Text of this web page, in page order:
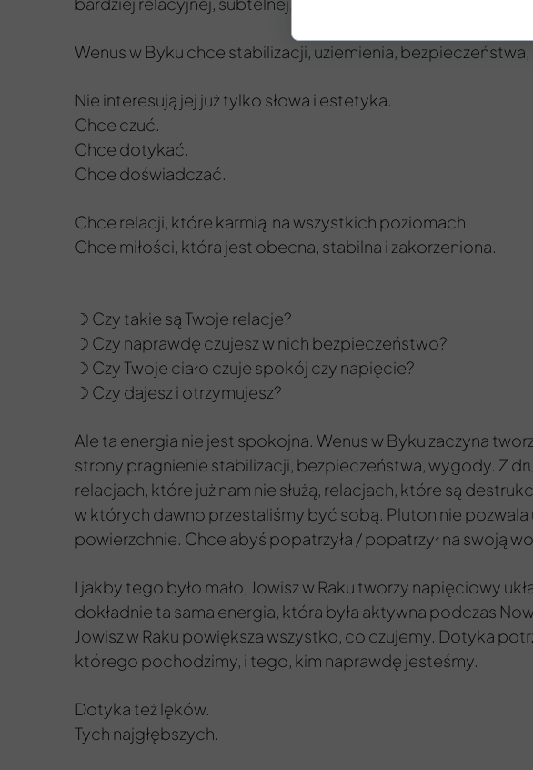
Wenus w Byku chce stabilizacji, uziemienia,
Nie interesują jej już tylko słowa i estetyka.
Chce czuć.
Chce dotykać.
Chce doświadczać.
Chce relacji, które karmią na wszystkich poziomach.
Chce miłości, która jest obecna, stabilna i zakorzeniona.
☽ Czy takie są Twoje relacje?
☽ Czy naprawdę czujesz w nich bezpieczeństwo?
☽ Czy Twoje ciało czuje spokój czy napięcie?
☽ Czy dajesz i otrzymujesz?
Ale ta energia nie jest spokojna. Wenus w Byku zaczyna
strony pragnienie stabilizacji, bezpieczeństwa, wygody. Z
relacjach, które już nam nie służą, relacjach, które są
w których dawno przestaliśmy być sobą. Pluton nie
powierzchnie. Chce abyś popatrzyła / popatrzył na swoją
I jakby tego było mało, Jowisz w Raku tworzy napięciowy
dokładnie ta sama energia, która była aktywna podczas
Jowisz w Raku powiększa wszystko, co czujemy. Dotyka
którego pochodzimy, i tego, kim naprawdę jesteśmy.
Dotyka też lęków.
Tych najgłębszych.